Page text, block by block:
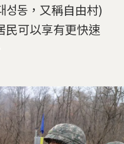
동，又稱自由村)
民可以享有更快速